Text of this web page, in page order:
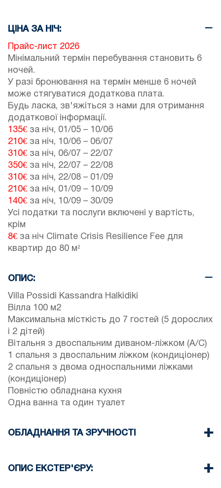
ЦІНА ЗА НІЧ:
Прайс-лист 2026
Мінімальний термін перебування становить 6
ночей.
У разі бронювання на термін менше 6 ночей
може стягуватися додаткова плата.
Будь ласка, зв'яжіться з нами для отримання
додаткової інформації.
135€ за ніч, 01/05 – 10/06
210€ за ніч, 10/06 – 06/07
310€ за ніч, 06/07 – 22/07
350€ за ніч, 22/07 – 22/08
310€ за ніч, 22/08 – 01/09
210€ за ніч, 01/09 – 10/09
140€ за ніч, 10/09 – 30/09
Усі податки та послуги включені у вартість,
крім
8€ за ніч Climate Crisis Resilience Fee для
квартир до 80 м²
ОПИС:
Villa Possidi Kassandra Halkidiki
Вілла 100 м2
Максимальна місткість до 7 гостей (5 дорослих
і 2 дітей)
Вітальня з двоспальним диваном-ліжком (A/C)
1 спальня з двоспальним ліжком (кондиціонер)
2 спальня з двома односпальними ліжками
(кондиціонер)
Повністю обладнана кухня
Одна ванна та один туалет
ОБЛАДНАННЯ ТА ЗРУЧНОСТІ
Три Кондиціонери
ОПИС ЕКСТЕР'ЄРУ: